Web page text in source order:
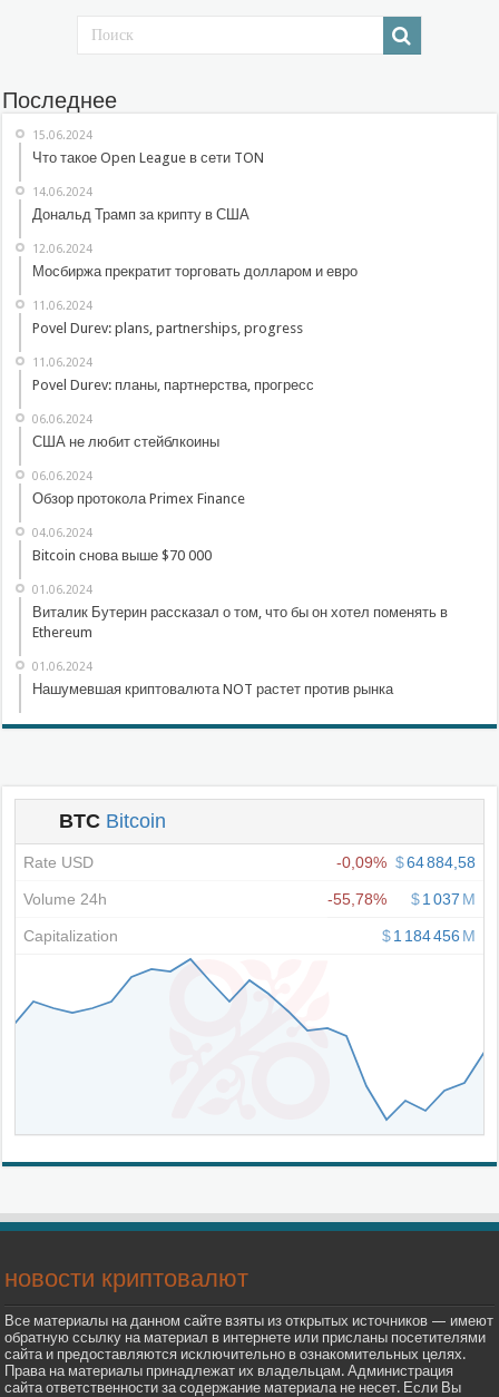
Последнее
15.06.2024
Что такое Open League в сети TON
14.06.2024
Дональд Трамп за крипту в США
12.06.2024
Мосбиржа прекратит торговать долларом и евро
11.06.2024
Povel Durev: plans, partnerships, progress
11.06.2024
Povel Durev: планы, партнерства, прогресс
06.06.2024
США не любит стейблкоины
06.06.2024
Обзор протокола Primex Finance
04.06.2024
Bitcoin снова выше $70 000
01.06.2024
Виталик Бутерин рассказал о том, что бы он хотел поменять в
Ethereum
01.06.2024
Нашумевшая криптовалюта NOT растет против рынка
новости криптовалют
Все материалы на данном сайте взяты из открытых источников — имеют
обратную ссылку на материал в интернете или присланы посетителями
сайта и предоставляются исключительно в ознакомительных целях.
Права на материалы принадлежат их владельцам. Администрация
сайта ответственности за содержание материала не несет. Если Вы